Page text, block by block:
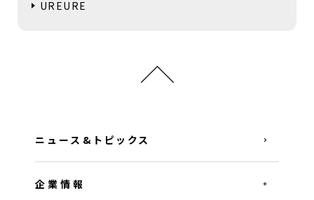
UREURE
ニュース&トピックス
企業情報